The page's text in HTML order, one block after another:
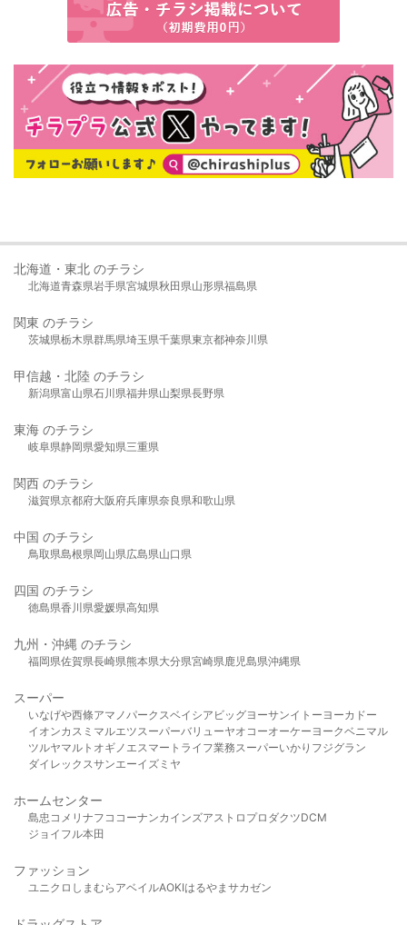
北海道・東北 のチラシ
北海道青森県岩手県宮城県秋田県山形県福島県
関東 のチラシ
茨城県栃木県群馬県埼玉県千葉県東京都神奈川県
甲信越・北陸 のチラシ
新潟県富山県石川県福井県山梨県長野県
東海 のチラシ
岐阜県静岡県愛知県三重県
関西 のチラシ
滋賀県京都府大阪府兵庫県奈良県和歌山県
中国 のチラシ
鳥取県島根県岡山県広島県山口県
四国 のチラシ
徳島県香川県愛媛県高知県
九州・沖縄 のチラシ
福岡県佐賀県長崎県熊本県大分県宮崎県鹿児島県沖縄県
スーパー
いなげや西條アマノパークスベイシア ビッグヨーサンイトーヨーカドー
イオンカスミ マルエツスーパーバリューヤオコーオーケー ヨークベニマル
ツルヤマルト オギノ エスマート ライフ業務スーパーいかり フジグラン
ダイレックスサンエーイズミヤ
ホームセンター
島忠 コメリ ナフコ コーナンカインズアストロプロダクツDCM
ジョイフル本田
ファッション
ユニクロ しまむら アベイルAOKIはるやま サカゼン